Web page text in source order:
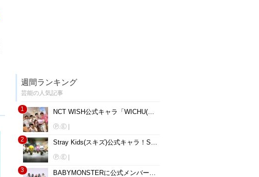
週間ランキング
芸能の人気記事
1 NCT WISH公式キャラ「WICHU(ウィチュ)」！名前、読み方、動物を大公開♡
Ⓟ.Ⓔ|
2
Stray Kids(スキズ)公式キャラ！SKZOOの名前、読み方、動物を大公開♡
Ⓟ.Ⓔ|
3
BABYMONSTERに公式メンバーカラーはある？メンバー別に紹介♡